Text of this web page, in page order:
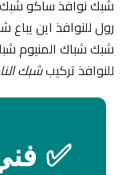
شبك نوافذ ساكو
رول للنوافذ اين
شبك شباك المنيوم
للنوافذ تركيبشبك
✅